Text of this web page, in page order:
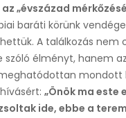
az „évszázad
baráti körünk
A találkozás nem
élményt, hanem
mondott
„Önök ma este
ide, ebbe a